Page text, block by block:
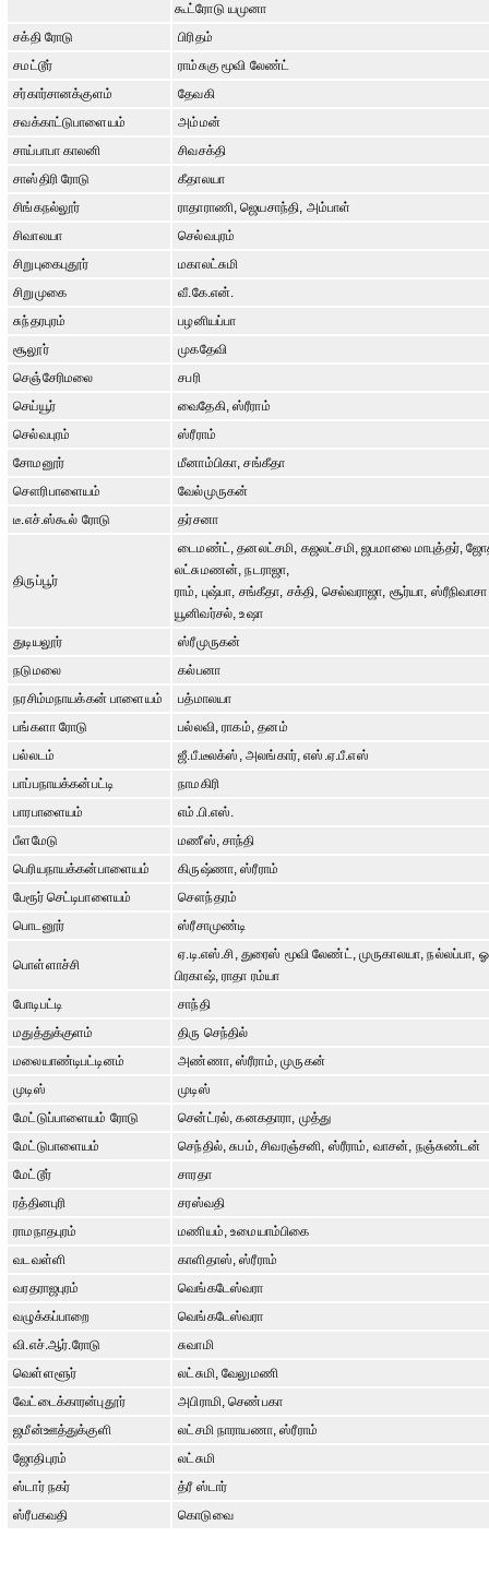
கூட்ரோடு யமுனா
சக்தி ரோடு
பிரிதம்
சமட்டூர்
ராம்சுகு மூவி லேண்ட்
சர்கார்சானக்குளம்
தேவகி
சவக்காட்டுபாளையம்
அம்மன்
சாய்பாபா காலனி
சிவசக்தி
சாஸ்திரி ரோடு
கீதாலயா
சிங்கநல்லூர்
ராதாராணி, ஜெயசாந்தி, அம்பாள்
சிவாலயா
செல்வபுரம்
சிறுபுகைபுதூர்
மகாலட்சுமி
சிறுமுகை
வீ.கே.என்.
சுந்தரபுரம்
பழனியப்பா
சூலூர்
முகதேவி
செஞ்சேரிமலை
சபரி
செய்யூர்
வைதேகி, ஸ்ரீராம்
செல்வபுரம்
ஸ்ரீராம்
சோமனூர்
மீனாம்பிகா, சங்கீதா
சௌரிபாளையம்
வேல்முருகன்
டீ.எச்.ஸ்கூல் ரோடு
தர்சனா
திருப்பூர்
டைமண்ட், தனலட்சமி, கஜலட்சமி, ஜபமாலை மாபுத்தர்,
லட்சுமணன், நடராஜா,
ராம், புஷ்பா, சங்கீதா, சக்தி, செல்வராஜா, சூர்யா,
யூனிவர்சல், உஷா
துடியலூர்
ஸ்ரீமுருகன்
நடுமலை
கல்பனா
நரசிம்மநாயக்கன் பாளையம்
பத்மாலயா
பங்களா ரோடு
பல்லவி, ராகம், தனம்
பல்லடம்
ஜீ.பீ.டீலக்ஸ், அலங்கார், எஸ்.ஏ.பீ.எஸ்
பாப்பநாயக்கன்பட்டி
நாமகிரி
பாரபாளையம்
எம்.பி.எஸ்.
பீளமேடு
மணீஸ், சாந்தி
பெரியநாயக்கன்பாளையம்
கிருஷ்ணா, ஸ்ரீராம்
பேரூர் செட்டிபாளையம்
சௌந்தரம்
பொடனூர்
ஸ்ரீசாமுண்டி
பொள்ளாச்சி
ஏ.டி.எஸ்.சி, துரைஸ் மூவி லேண்ட், முருகாலயா, நல்லப்பா,
பிரகாஷ், ராதா ரம்யா
போடிபட்டி
சாந்தி
மதுத்துக்குளம்
திரு செந்தில்
மலையாண்டிபட்டினம்
அண்ணா, ஸ்ரீராம், முருகன்
முடிஸ்
முடிஸ்
மேட்டுப்பாளையம் ரோடு
சென்ட்ரல், கனகதாரா, முத்து
மேட்டுபாளையம்
செந்தில், சுபம், சிவரஞ்சனி, ஸ்ரீராம், வாசன், நஞ்சுண்டன்
மேட்டூர்
சாரதா
ரத்தினபுரி
சரஸ்வதி
ராமநாதபுரம்
மணியம், உமையாம்பிகை
வடவள்ளி
காளிதாஸ், ஸ்ரீராம்
வரதராஜபுரம்
வெங்கடேஸ்வரா
வழுக்கப்பாறை
வெங்கடேஸ்வரா
வி.எச்.ஆர்.ரோடு
சுவாமி
வெள்ளளூர்
லட்சுமி, வேலுமணி
வேட்டைக்காரன்புதூர்
அபிராமி, செண்பகா
ஜமீன்ஊத்துக்குளி
லட்சமி நாராயணா, ஸ்ரீராம்
ஜோதிபுரம்
லட்சுமி
ஸ்டார் நகர்
த்ரீ ஸ்டார்
ஸ்ரீபகவதி
கொடுவை